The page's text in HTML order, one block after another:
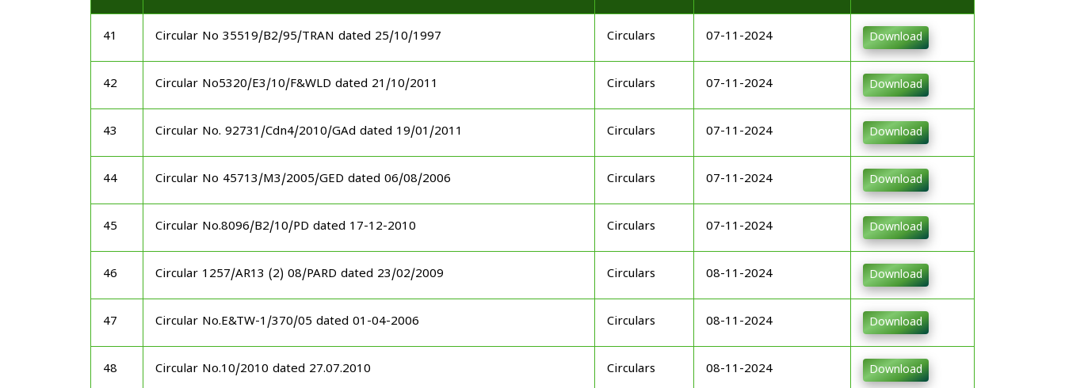
41 Circular No 35519/B2/95/TRAN dated 25/10/1997 Circulars 07-11-2024 Download
42 Circular No5320/E3/10/F&WLD dated 21/10/2011 Circulars 07-11-2024 Download
43 Circular No. 92731/Cdn4/2010/GAd dated 19/01/2011 Circulars 07-11-2024 Download
44 Circular No 45713/M3/2005/GED dated 06/08/2006 Circulars 07-11-2024 Download
45 Circular No.8096/B2/10/PD dated 17-12-2010 Circulars 07-11-2024 Download
46 Circular 1257/AR13 (2) 08/PARD dated 23/02/2009 Circulars 08-11-2024 Download
47 Circular No.E&TW-1/370/05 dated 01-04-2006 Circulars 08-11-2024 Download
48 Circular No.10/2010 dated 27.07.2010 Circulars 08-11-2024 Download